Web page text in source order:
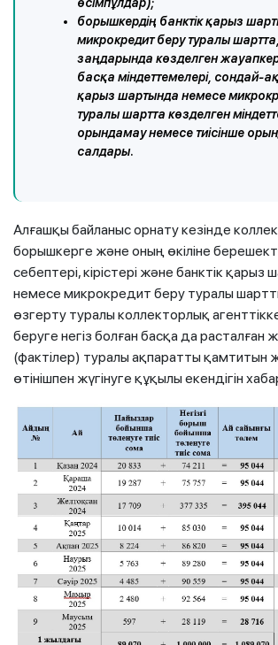
борышкердің банктік қарыз
микрокредит беру туралы
заңдарында көзделген
басқа міндеттемелері, сондай-ақ
қарыз шартында немесе
туралы шартта көзделген
орындамау немесе тиісінше
салдары.
Алғашқы байланыс орнату кезінде
борышкерге және оның өкіліне
себептері, кірістері және банктік қарыз
немесе микрокредит беру туралы
өзгерту туралы коллекторлық
беруге негіз болған басқа да расталған
(фактілер) туралы ақпаратты қамтитын
өтінішпен жүгінуге құқылы екендігін